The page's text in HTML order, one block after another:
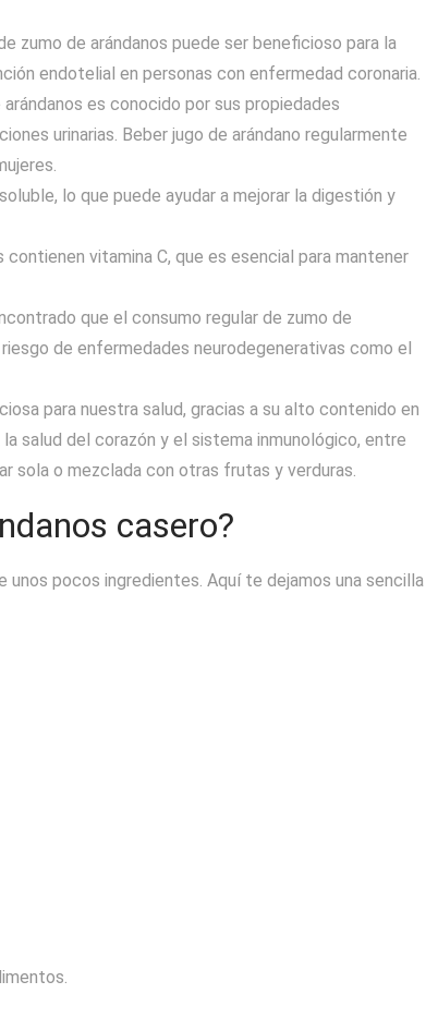
zumo de arándanos puede ser beneficioso para la
endotelial en personas con enfermedad coronaria.
es conocido por sus propiedades
urinarias. Beber jugo de arándano regularmente
lo que puede ayudar a mejorar la digestión y
vitamina C, que es esencial para mantener
que el consumo regular de zumo de
de enfermedades neurodegenerativas como el
para nuestra salud, gracias a su alto contenido en
salud del corazón y el sistema inmunológico, entre
sola o mezclada con otras frutas y verduras.
casero?
pocos ingredientes. Aquí te dejamos una sencilla